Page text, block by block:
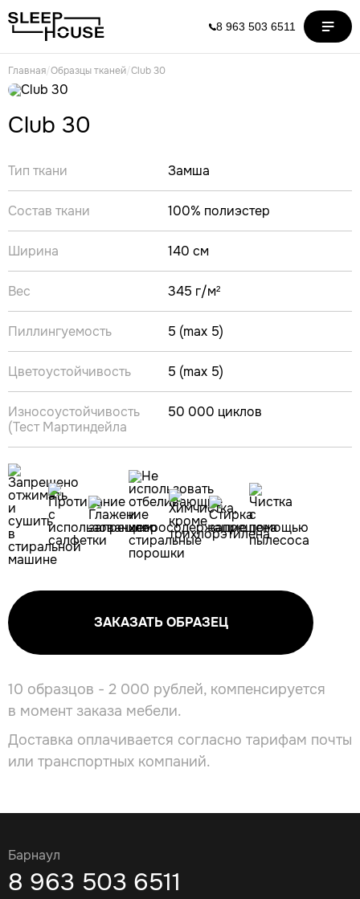
8 963 503 6511
Главная/Образцы тканей/Club 30
ЗАКАЗАТЬ ОБРАЗЕЦ
10 образцов - 2 000 рублей, компенсируется
в момент заказа мебели.
Доставка оплачивается согласно тарифам почты
или транспортных компаний.
Club 30
Тип ткани Замша
Состав ткани 100% полиэстер
Ширина 140 см
Вес 345 г/м²
Пиллингуемость 5 (max 5)
Цветоустойчивость 5 (max 5)
Износоустойчивость
(Тест Мартиндейла
50 000 циклов
Барнаул
8 963 503 6511